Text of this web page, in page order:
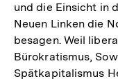
und die Einsicht in
Neuen Linken die
besagen. Weil
Bürokratismus,
Spätkapitalismus